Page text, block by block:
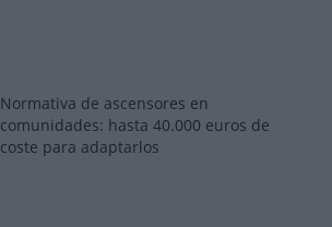
Normativa de ascensores en
comunidades: hasta 40.000 euros de
coste para adaptarlos